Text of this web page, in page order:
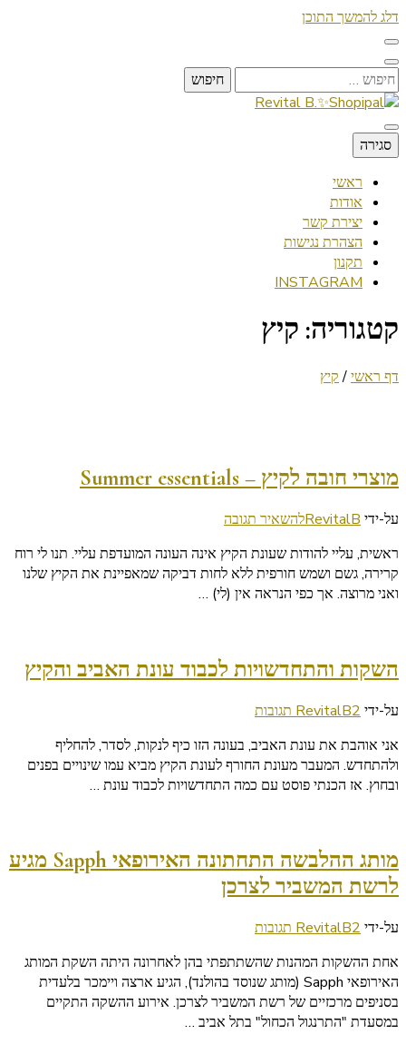
דלג להמשך התוכן
חיפוש:
Revital B.✨Shopipal
Lifestyle ✦ Beauty ✦ Vegan ✦ Travel
סגירה
ראשי
אודות
יצירת קשר
הצהרת נגישות
תקנון
INSTAGRAM
קטגוריה: קיץ
דף ראשי/ קיץ
מוצרי חובה לקיץ – Summer essentials
על-ידי RevitalBלהשאיר תגובהבנושא
חובה
לקיץ
–
ראשית, עליי להודות שעונת הקיץ אינה העונה המועדפת עליי. תנו לי רוח
קרירה, גשם ושמש חורפית ללא לחות דביקה שמאפיינת את הקיץ שלנו
ואני מרוצה. אך כפי הנראה אין (לי) …
השקות והתחדשויות לכבוד עונת האביב והקיץ
על-ידי RevitalB2 תגובות
על
והתחדשויות
לכבוד
עונת
אני אוהבת את עונת האביב, בעונה הזו כיף לנקות, לסדר, להחליף
ולהתחדש. המעבר מעונת החורף לעונת הקיץ מביא עמו שינויים בפנים
ובחוץ. אז הכנתי פוסט עם כמה התחדשויות לכבוד עונת …
מותג ההלבשה התחתונה האירופאי Sapph מגיע
לרשת המשביר לצרכן
על-ידי RevitalB2 תגובות
על
ההלבשה
התחתונה
האירופאי
Sapph
אחת ההשקות המהנות שהשתתפתי בהן לאחרונה היתה השקת המותג
האירופאי Sapph (מותג שנוסד בהולנד), הגיע ארצה ויימכר בלעדית
בסניפים מרכזיים של רשת המשביר לצרכן. אירוע ההשקה התקיים
במסעדת "התרנגול הכחול" בתל אביב …